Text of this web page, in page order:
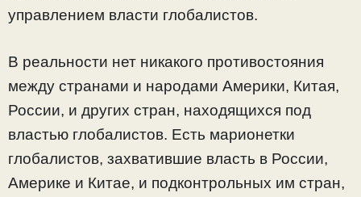
управлением власти глобалистов.
В реальности нет никакого противостояния
между странами и народами Америки, Китая,
России, и других стран, находящихся под
властью глобалистов. Есть марионетки
глобалистов, захватившие власть в России,
Америке и Китае, и подконтрольных им стран,